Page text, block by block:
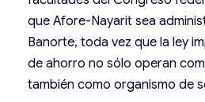
que Afore-Nayarit sea
Banorte, toda vez que la ley
de ahorro no sólo operan
también como organismo de